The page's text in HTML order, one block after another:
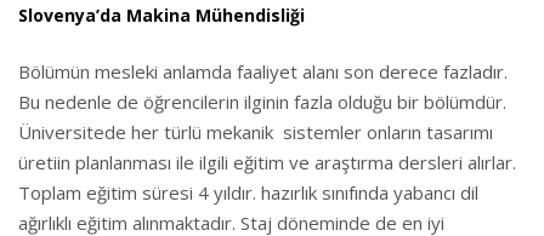
Slovenya’da Makina Mühendisliği
Bölümün mesleki anlamda faaliyet alanı son derece fazladır.
Bu nedenle de öğrencilerin ilginin fazla olduğu bir bölümdür.
Üniversitede her türlü mekanik sistemler onların tasarımı
üretiin planlanması ile ilgili eğitim ve araştırma dersleri alırlar.
Toplam eğitim süresi 4 yıldır. hazırlık sınıfında yabancı dil
ağırlıklı eğitim alınmaktadır. Staj döneminde de en iyi